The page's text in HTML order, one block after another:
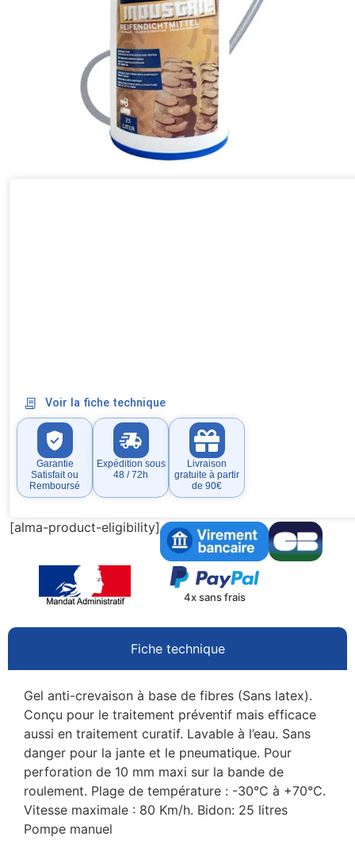
Voir la fiche technique
Garantie
Satisfait ou
Remboursé
Expédition sous
48 / 72h
Livraison
gratuite à partir
de 90€
[alma-product-eligibility]
4x sans frais
Fiche technique
Gel anti-crevaison à base de fibres (Sans latex).
Conçu pour le traitement préventif mais efficace
aussi en traitement curatif. Lavable à l’eau. Sans
danger pour la jante et le pneumatique. Pour
perforation de 10 mm maxi sur la bande de
roulement. Plage de température : -30°C à +70°C.
Vitesse maximale : 80 Km/h. Bidon: 25 litres
Pompe manuel